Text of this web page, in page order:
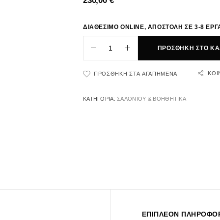
ΔΙΑΘΕΣΙΜΟ ONLINE, ΑΠΟΣΤΟΛΗ ΣΕ 3-8
ΠΡΟΣΘΉΚΗ ΣΤΟ
ΠΡΟΣΘΉΚΗ ΣΤΑ ΑΓΑΠΗΜΈΝΑ
ΚΑΤΗΓΟΡΊΑ:ΣΑΛΟΝΙΟΥ & ΒΟΗΘΗΤΙΚΑ
ΕΠΙΠΛΈΟΝ